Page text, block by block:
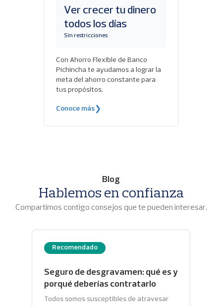
Ver crecer tu dinero
todos los días
Sin restricciones
Con Ahorro Flexible de Banco
Pichincha te ayudamos a lograr la
meta del ahorro constante para
tus propósitos.
Conoce más ❯
Blog
Hablemos en confianza
Compartimos contigo consejos que te pueden interesar.
Seguro de desgravamen: qué es y
porqué deberías contratarlo
Recomendado
Todos somos susceptibles de atravesar